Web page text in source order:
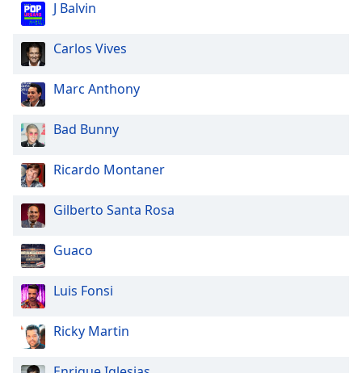
J Balvin
Carlos Vives
Marc Anthony
Bad Bunny
Ricardo Montaner
Gilberto Santa Rosa
Guaco
Luis Fonsi
Ricky Martin